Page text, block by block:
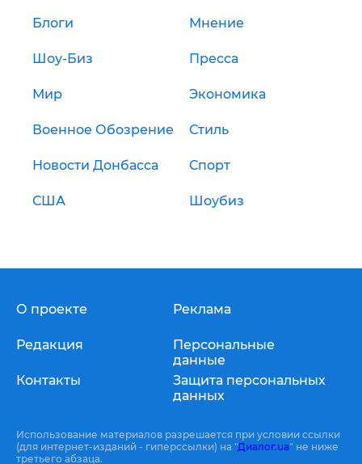
Блоги Мнение
Шоу-Биз Пресса
Мир Экономика
Военное Обозрение Стиль
Новости Донбасса Спорт
США Шоубиз
О проекте
Редакция
Контакты
Реклама
Персональные
данные
Защита персональных
данных
Использование материалов разрешается при условии ссылки
(для интернет-изданий - гиперссылки) на "Диалог.ua" не ниже
третьего абзаца.